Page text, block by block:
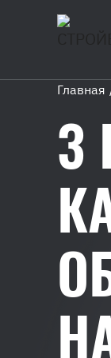
Главная
сервиса:
Каким
должно
быть
3